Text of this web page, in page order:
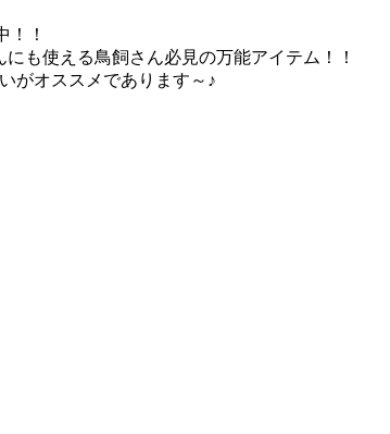
！！
も使える鳥飼さん必見の万能アイテム！！
がオススメであります～♪